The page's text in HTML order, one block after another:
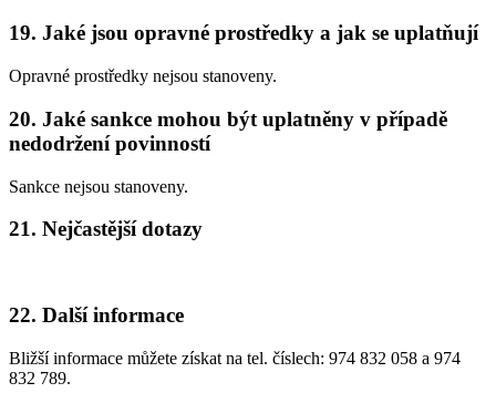
19. Jaké jsou opravné prostředky a jak se uplatňují
Opravné prostředky nejsou stanoveny.
20. Jaké sankce mohou být uplatněny v případě
nedodržení povinností
Sankce nejsou stanoveny.
21. Nejčastější dotazy
22. Další informace
Bližší informace můžete získat na tel. číslech: 974 832 058 a 974
832 789.